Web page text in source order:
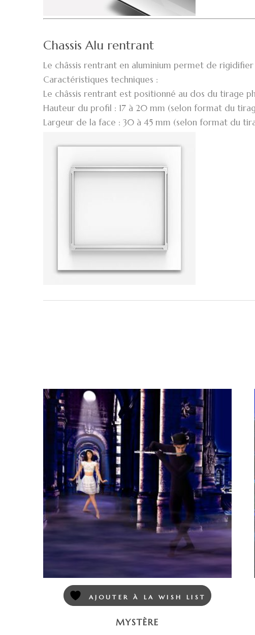
Chassis Alu rentrant
Le châssis rentrant en aluminium permet de
Caractéristiques techniques :
Le châssis rentrant est positionné au dos du tirage
Hauteur du profil : 17 à 20 mm (selon format du
Largeur de la face : 30 à 45 mm (selon format du
AJOUTER À LA WISH LIST
MYSTÈRE